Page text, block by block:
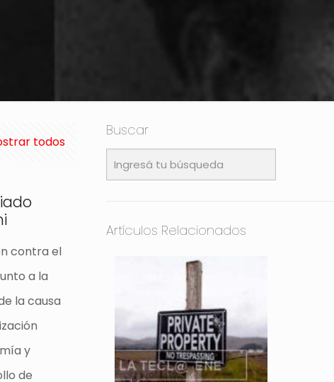
todos
contra el
a la
la causa
y
de
Buscar
Artículos Relacionados